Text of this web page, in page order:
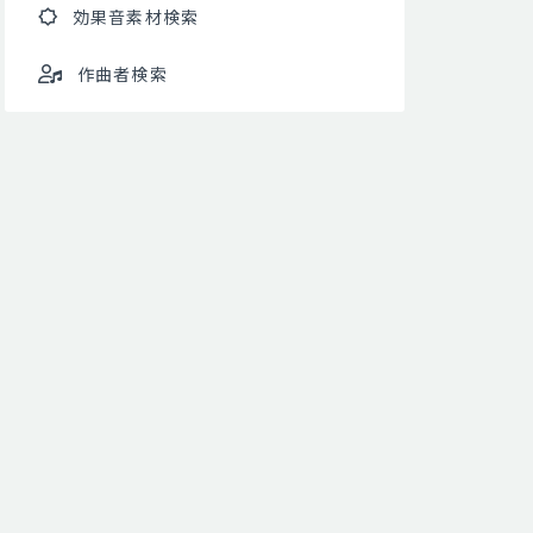
効果音素材検索
作曲者検索